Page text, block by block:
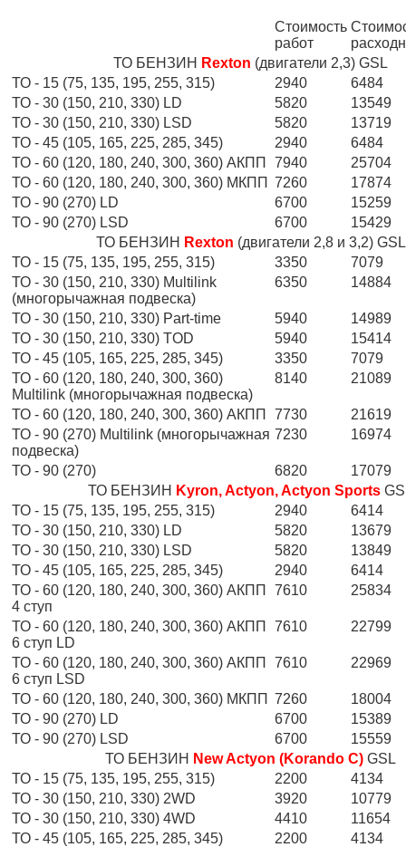
Стоимость
работ
ТО БЕНЗИН Rexton (двигатели 2,3) GSL
ТО - 15 (75, 135, 195, 255, 315)
2940
6484
ТО - 30 (150, 210, 330) LD
5820
13549
ТО - 30 (150, 210, 330) LSD
5820
13719
ТО - 45 (105, 165, 225, 285, 345)
2940
6484
ТО - 60 (120, 180, 240, 300, 360) АКПП
7940
25704
ТО - 60 (120, 180, 240, 300, 360) МКПП 7260
17874
ТО - 90 (270) LD
6700
15259
ТО - 90 (270) LSD
6700
15429
ТО БЕНЗИН Rexton (двигатели 2,8 и 3,2) GSL
ТО - 15 (75, 135, 195, 255, 315)
3350
7079
ТО - 30 (150, 210, 330) Multilink
(многорычажная подвеска)
6350 14884
ТО - 30 (150, 210, 330) Part-time 5940
14989
ТО - 30 (150, 210, 330) TOD
5940
15414
ТО - 45 (105, 165, 225, 285, 345)
3350
7079
ТО - 60 (120, 180, 240, 300, 360)
Multilink (многорычажная подвеска)
8140 21089
ТО - 60 (120, 180, 240, 300, 360) АКПП 7730
21619
ТО - 90 (270) Multilink (многорычажная
подвеска)
7230 16974
ТО - 90 (270) 6820
17079
ТО БЕНЗИН Kyron, Actyon, Actyon Sports
ТО - 15 (75, 135, 195, 255, 315)
2940
6414
ТО - 30 (150, 210, 330) LD
5820
13679
ТО - 30 (150, 210, 330) LSD
5820
13849
ТО - 45 (105, 165, 225, 285, 345)
2940
6414
ТО - 60 (120, 180, 240, 300, 360) АКПП
4 ступ
7610 25834
ТО - 60 (120, 180, 240, 300, 360) АКПП
6 ступ LD
7610 22799
ТО - 60 (120, 180, 240, 300, 360) АКПП
6 ступ LSD
7610 22969
ТО - 60 (120, 180, 240, 300, 360) МКПП 7260
18004
ТО - 90 (270) LD
6700
15389
ТО - 90 (270) LSD
6700
15559
ТО БЕНЗИН New Actyon (Korando C) GSL
ТО - 15 (75, 135, 195, 255, 315)
2200
4134
ТО - 30 (150, 210, 330) 2WD
3920
10779
ТО - 30 (150, 210, 330) 4WD
4410
11654
ТО - 45 (105, 165, 225, 285, 345)
2200
4134